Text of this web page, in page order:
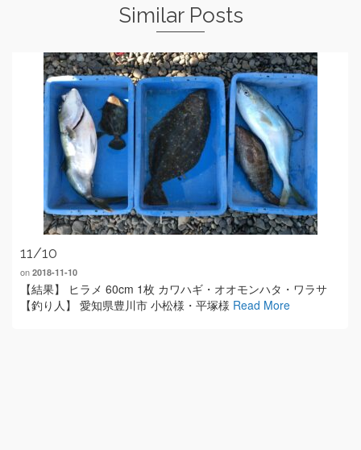
Similar Posts
11/10
on 2018-11-10
【結果】 ヒラメ 60cm 1枚 カワハギ・オオモンハタ・ワラサ
【釣り人】 愛知県豊川市 小松様・平塚様 Read More